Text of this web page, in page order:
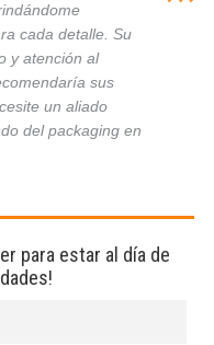
cada detalle. Su
y atención al
sus
un aliado
del packaging en
para estar al día de